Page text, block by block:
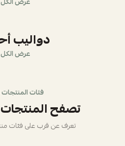
دواليب
عرض الكل
فئات المنتجات
تصفح
تعرف عن قرب على فئات